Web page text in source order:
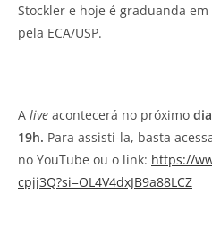
Stockler e hoje é graduanda
pela ECA/USP.
A live acontecerá no próximo
19h. Para assisti-la, basta
no YouTube ou o link: https://
cpjj3Q?si=OL4V4dxJB9a88LCZ